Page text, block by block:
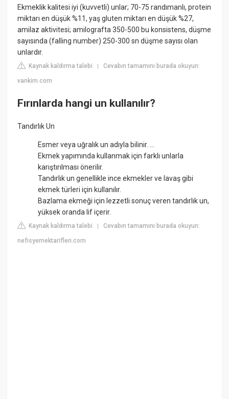
Ekmeklik kalitesi iyi (kuvvetli) unlar; 70-75 randımanlı, protein
miktarı en düşük %11, yaş gluten miktarı en düşük %27,
amilaz aktivitesi; amilografta 350-500 bu konsistens, düşme
sayısında (falling number) 250-300 sn düşme sayısı olan
unlardır.
Kaynak kaldırma talebi |Cevabın tamamını burada okuyun:
vankim.com
Fırınlarda hangi un kullanılır?
Tandırlık Un
Esmer veya uğralık un adıyla bilinir. ...
Ekmek yapımında kullanmak için farklı unlarla
karıştırılması önerilir.
Tandırlık un genellikle ince ekmekler ve lavaş gibi
ekmek türleri için kullanılır.
Bazlama ekmeği için lezzetli sonuç veren tandırlık un,
yüksek oranda lif içerir.
Kaynak kaldırma talebi |Cevabın tamamını burada okuyun:
nefisyemektarifleri.com